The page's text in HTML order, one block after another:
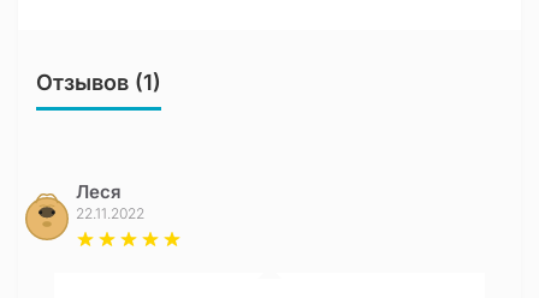
Отзывов (1)
Леся
22.11.2022